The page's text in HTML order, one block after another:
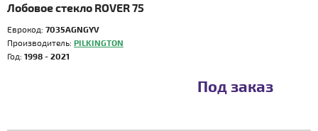
Лобовое стекло ROVER 75
Еврокод: 7035AGNGYV
Производитель: PILKINGTON
Год: 1998 - 2021
Под заказ